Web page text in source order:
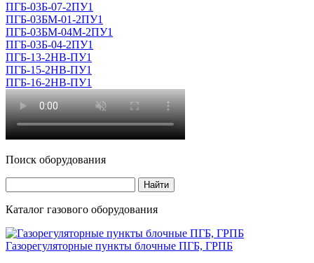
ПГБ-03Б-07-2ПУ1
ПГБ-03БМ-01-2ПУ1
ПГБ-03БМ-04М-2ПУ1
ПГБ-03Б-04-2ПУ1
ПГБ-13-2НВ-ПУ1
ПГБ-15-2НВ-ПУ1
ПГБ-16-2НВ-ПУ1
Поиск оборудования
Каталог газового оборудования
Газорегуляторные пункты блочные ПГБ, ГРПБ